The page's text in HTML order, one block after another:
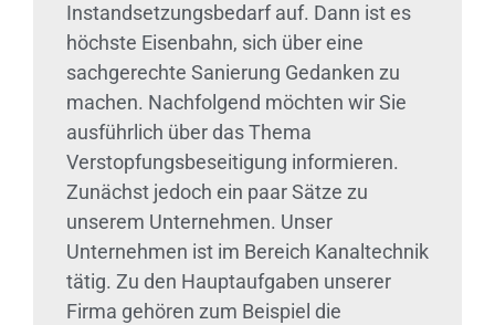
Instandsetzungsbedarf auf. Dann ist es
höchste Eisenbahn, sich über eine
sachgerechte Sanierung Gedanken zu
machen. Nachfolgend möchten wir Sie
ausführlich über das Thema
Verstopfungsbeseitigung informieren.
Zunächst jedoch ein paar Sätze zu
unserem Unternehmen. Unser
Unternehmen ist im Bereich Kanaltechnik
tätig. Zu den Hauptaufgaben unserer
Firma gehören zum Beispiel die